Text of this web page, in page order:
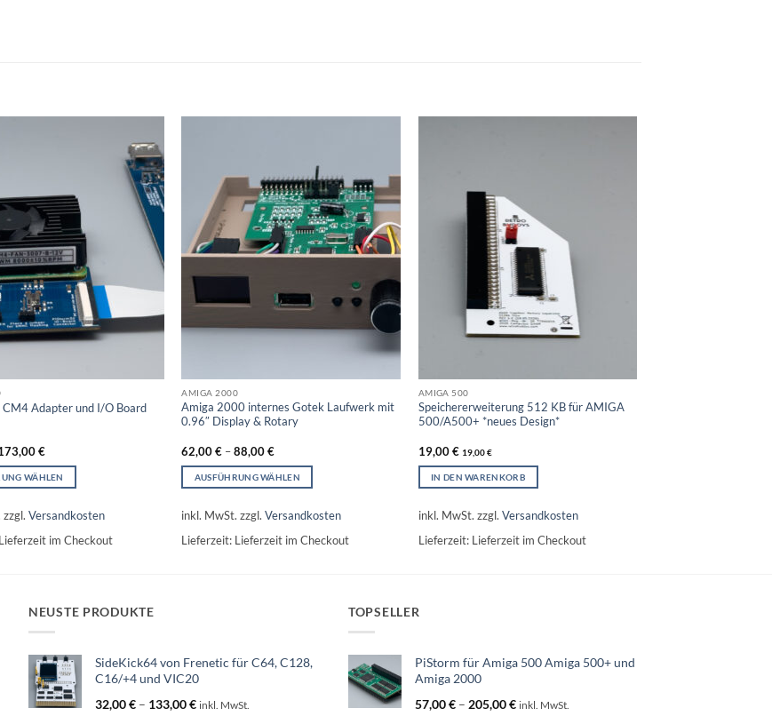
Adapter und I/O Board
€
WÄHLEN
zzgl.Versandkosten
Lieferzeit im Checkout
AMIGA 2000
Amiga 2000 internes Gotek Laufwerk mit
0.96″ Display & Rotary
62,00€ –88,00€
AUSFÜHRUNG WÄHLEN
Produkt
auf
der
gewählt
inkl. MwSt. zzgl.Versandkosten
Lieferzeit: Lieferzeit im Checkout
AMIGA 500
Speichererweiterung 512 KB für AMIGA
500/A500+ *neues Design*
19,00€ 19,00€
IN DEN WARENKORB
inkl. MwSt. zzgl. Versandkosten
Lieferzeit: Lieferzeit im Checkout
NEUSTE PRODUKTE
SideKick64 von Frenetic für C64, C128,
C16/+4 und VIC20
32,00€ – 133,00€ inkl. MwSt.
TOPSELLER
PiStorm für Amiga 500 Amiga 500+ und
Amiga 2000
57,00€ – 205,00€ inkl. MwSt.